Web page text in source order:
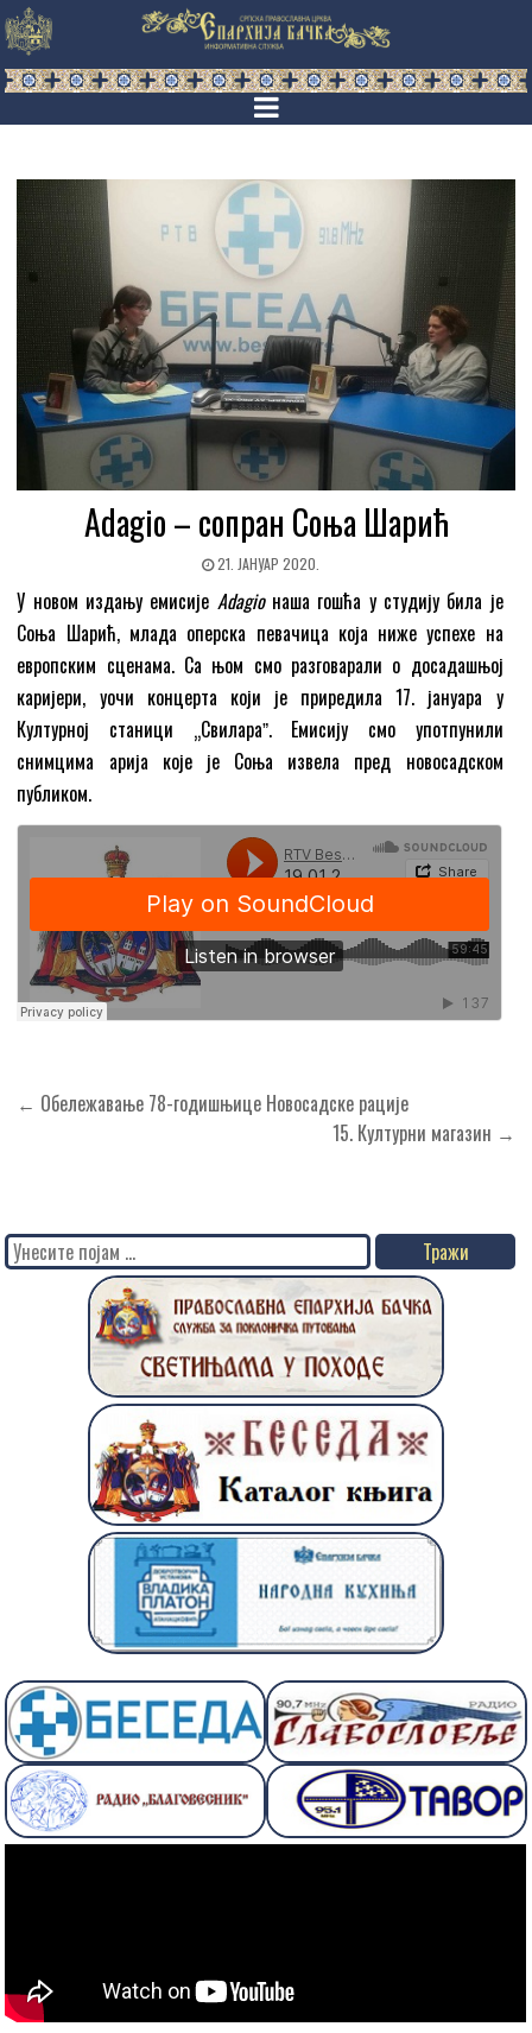
Adagio – сопран Соња Шарић
21. ЈАНУАР 2020.
У новом издању емисије Adagioнаша гошћа у студију била је
Соња Шарић, млада оперска певачица која ниже успехе на
европским сценама. Са њом смо разговарали о досадашњој
каријери, уочи концерта који је приредила 17. јануара у
Културној станици „Свилараˮ. Емисију смо употпунили
снимцима арија које је Соња извела пред новосадском
публиком.
Кретање
← Обележавање 78-годишњице Новосадске рације
15. Културни магазин →
Search
for: